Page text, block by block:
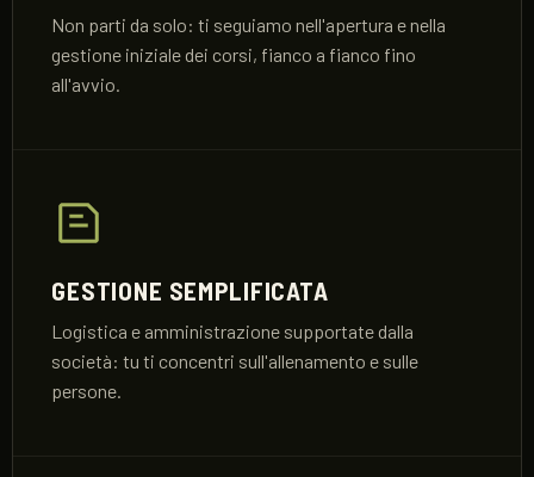
Non parti da solo: ti seguiamo nell'apertura e nella
gestione iniziale dei corsi, fianco a fianco fino
all'avvio.
GESTIONE SEMPLIFICATA
Logistica e amministrazione supportate dalla
società: tu ti concentri sull'allenamento e sulle
persone.